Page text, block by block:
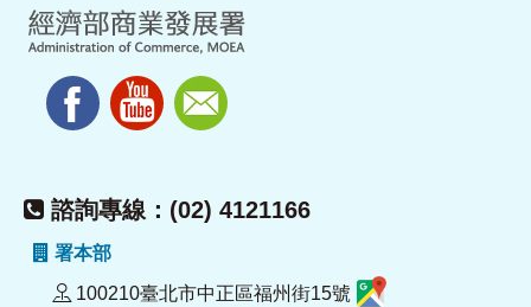
諮詢專線：(02) 4121166
署本部
100210臺北市中正區福州街15號